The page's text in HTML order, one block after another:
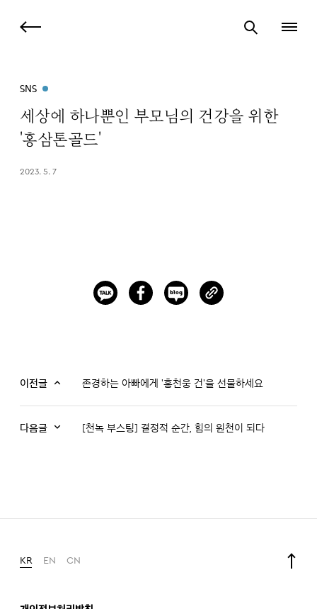
SNS
세상에 하나뿐인 부모님의 건강을 위한
'홍삼톤골드'
2023. 5. 7
이전글 존경하는 아빠에게 '홍천웅 건'을 선물하세요
다음글 [천녹 부스팅] 결정적 순간, 힘의 원천이 되다
KR EN CN